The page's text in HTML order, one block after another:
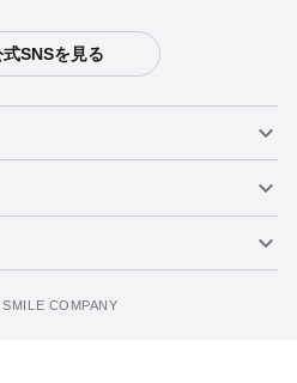
Ver. - 2020年11月発売予定
SNSを見る
COMPANY